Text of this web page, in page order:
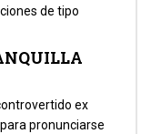
de tipo
ex
pronunciarse